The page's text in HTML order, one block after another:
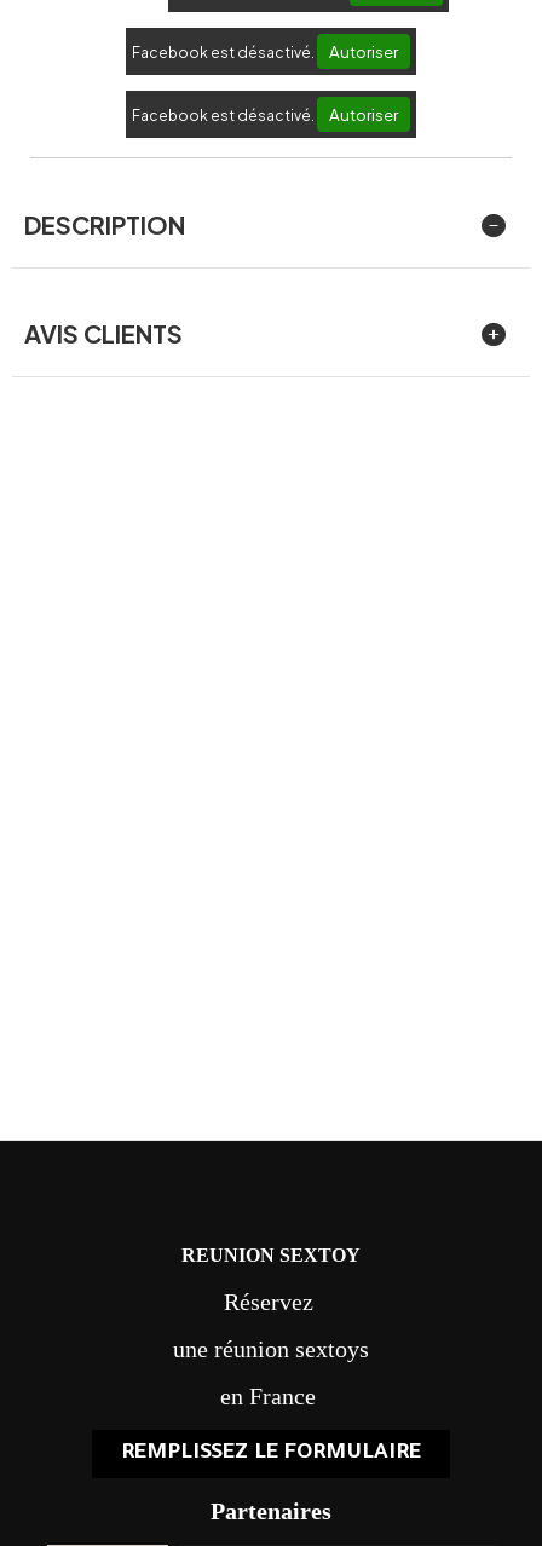
Facebook est désactivé. Autoriser
Facebook est désactivé. Autoriser
DESCRIPTION
AVIS CLIENTS
REUNION SEXTOY
Réservez
une réunion sextoys
en France
REMPLISSEZ LE FORMULAIRE
Partenaires